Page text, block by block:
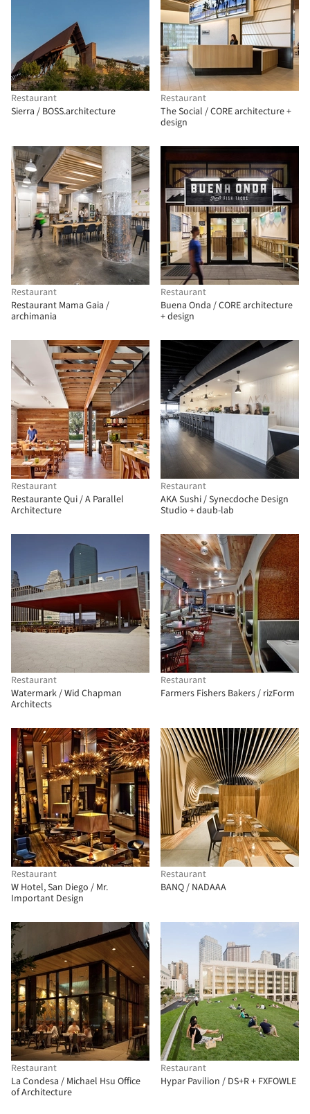
Restaurant
Sierra / BOSS.architecture
Restaurant
The Social / CORE architecture +
design
Restaurant
Restaurant Mama Gaia /
archimania
Restaurant
Buena Onda / CORE architecture
+ design
Restaurant
Restaurante Qui / A Parallel
Architecture
Restaurant
AKA Sushi / Synecdoche Design
Studio + daub-lab
Restaurant
Watermark / Wid Chapman
Architects
Restaurant
Farmers Fishers Bakers / rizForm
Restaurant
W Hotel, San Diego / Mr.
Important Design
Restaurant
BANQ / NADAAA
Restaurant
La Condesa / Michael Hsu Office
of Architecture
Restaurant
Hypar Pavilion / DS+R + FXFOWLE